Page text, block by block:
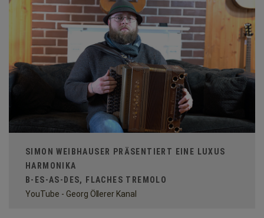
SIMON WEIBHAUSER PRÄSENTIERT EINE LUXUS
HARMONIKA
B-ES-AS-DES, FLACHES TREMOLO
YouTube - Georg Öllerer Kanal